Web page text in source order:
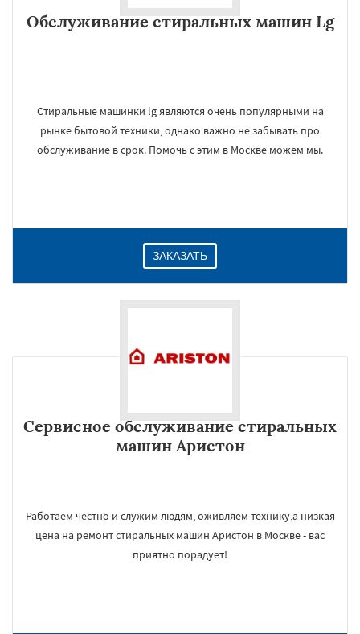
Обслуживание стиральных машин Lg
Стиральные машинки lg являются очень популярными на
рынке бытовой техники, однако важно не забывать про
обслуживание в срок. Помочь с этим в Москве можем мы.
ЗАКАЗАТЬ
Сервисное обслуживание стиральных
машин Аристон
Работаем честно и служим людям, оживляем технику,а низкая
цена на ремонт стиральных машин Аристон в Москве - вас
приятно порадует!